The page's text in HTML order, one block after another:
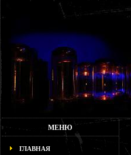
МЕНЮ
ГЛАВНАЯ